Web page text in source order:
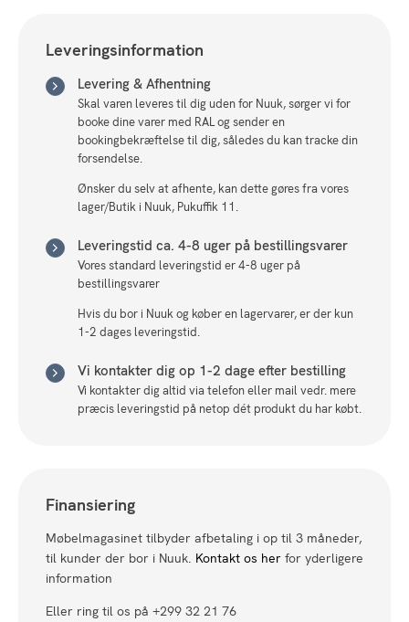
Leveringsinformation
Levering & Afhentning
Skal varen leveres til dig uden for Nuuk, sørger vi for
booke dine varer med RAL og sender en
bookingbekræftelse til dig, således du kan tracke din
forsendelse.
Ønsker du selv at afhente, kan dette gøres fra vores
lager/Butik i Nuuk, Pukuffik 11.
Leveringstid ca. 4-8 uger på bestillingsvarer
Vores standard leveringstid er 4-8 uger på
bestillingsvarer
Hvis du bor i Nuuk og køber en lagervarer, er der kun
1-2 dages leveringstid.
Vi kontakter dig op 1-2 dage efter bestilling
Vi kontakter dig altid via telefon eller mail vedr. mere
præcis leveringstid på netop dét produkt du har købt.
Finansiering
Møbelmagasinet tilbyder afbetaling i op til 3 måneder,
til kunder der bor i Nuuk. Kontakt os her for yderligere
information
Eller ring til os på +299 32 21 76